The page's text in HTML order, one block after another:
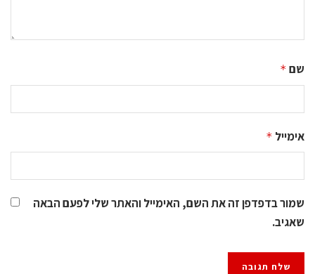
שם *
אימייל *
שמור בדפדפן זה את השם, האימייל והאתר שלי לפעם הבאה
שאגיב.